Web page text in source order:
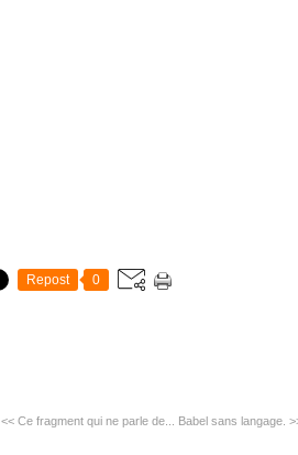
Repost 0
<< Ce fragment qui ne parle de... Babel sans langage.